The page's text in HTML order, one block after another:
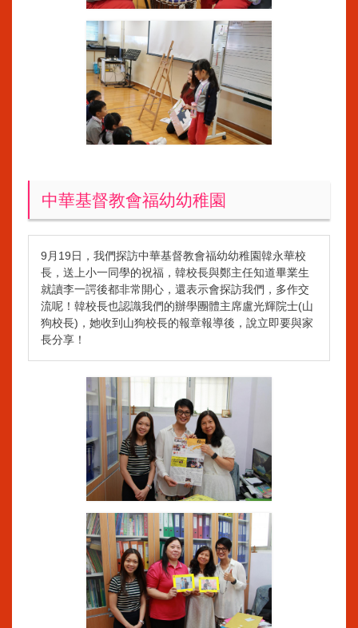
中華基督教會福幼幼稚園
9月19日，我們探訪中華基督教會福幼幼稚園韓永華校
長，送上小一同學的祝福，韓校長與鄭主任知道畢業生
就讀李一諤後都非常開心，還表示會探訪我們，多作交
流呢！韓校長也認識我們的辦學團體主席盧光輝院士(山
狗校長)，她收到山狗校長的報章報導後，說立即要與家
長分享！